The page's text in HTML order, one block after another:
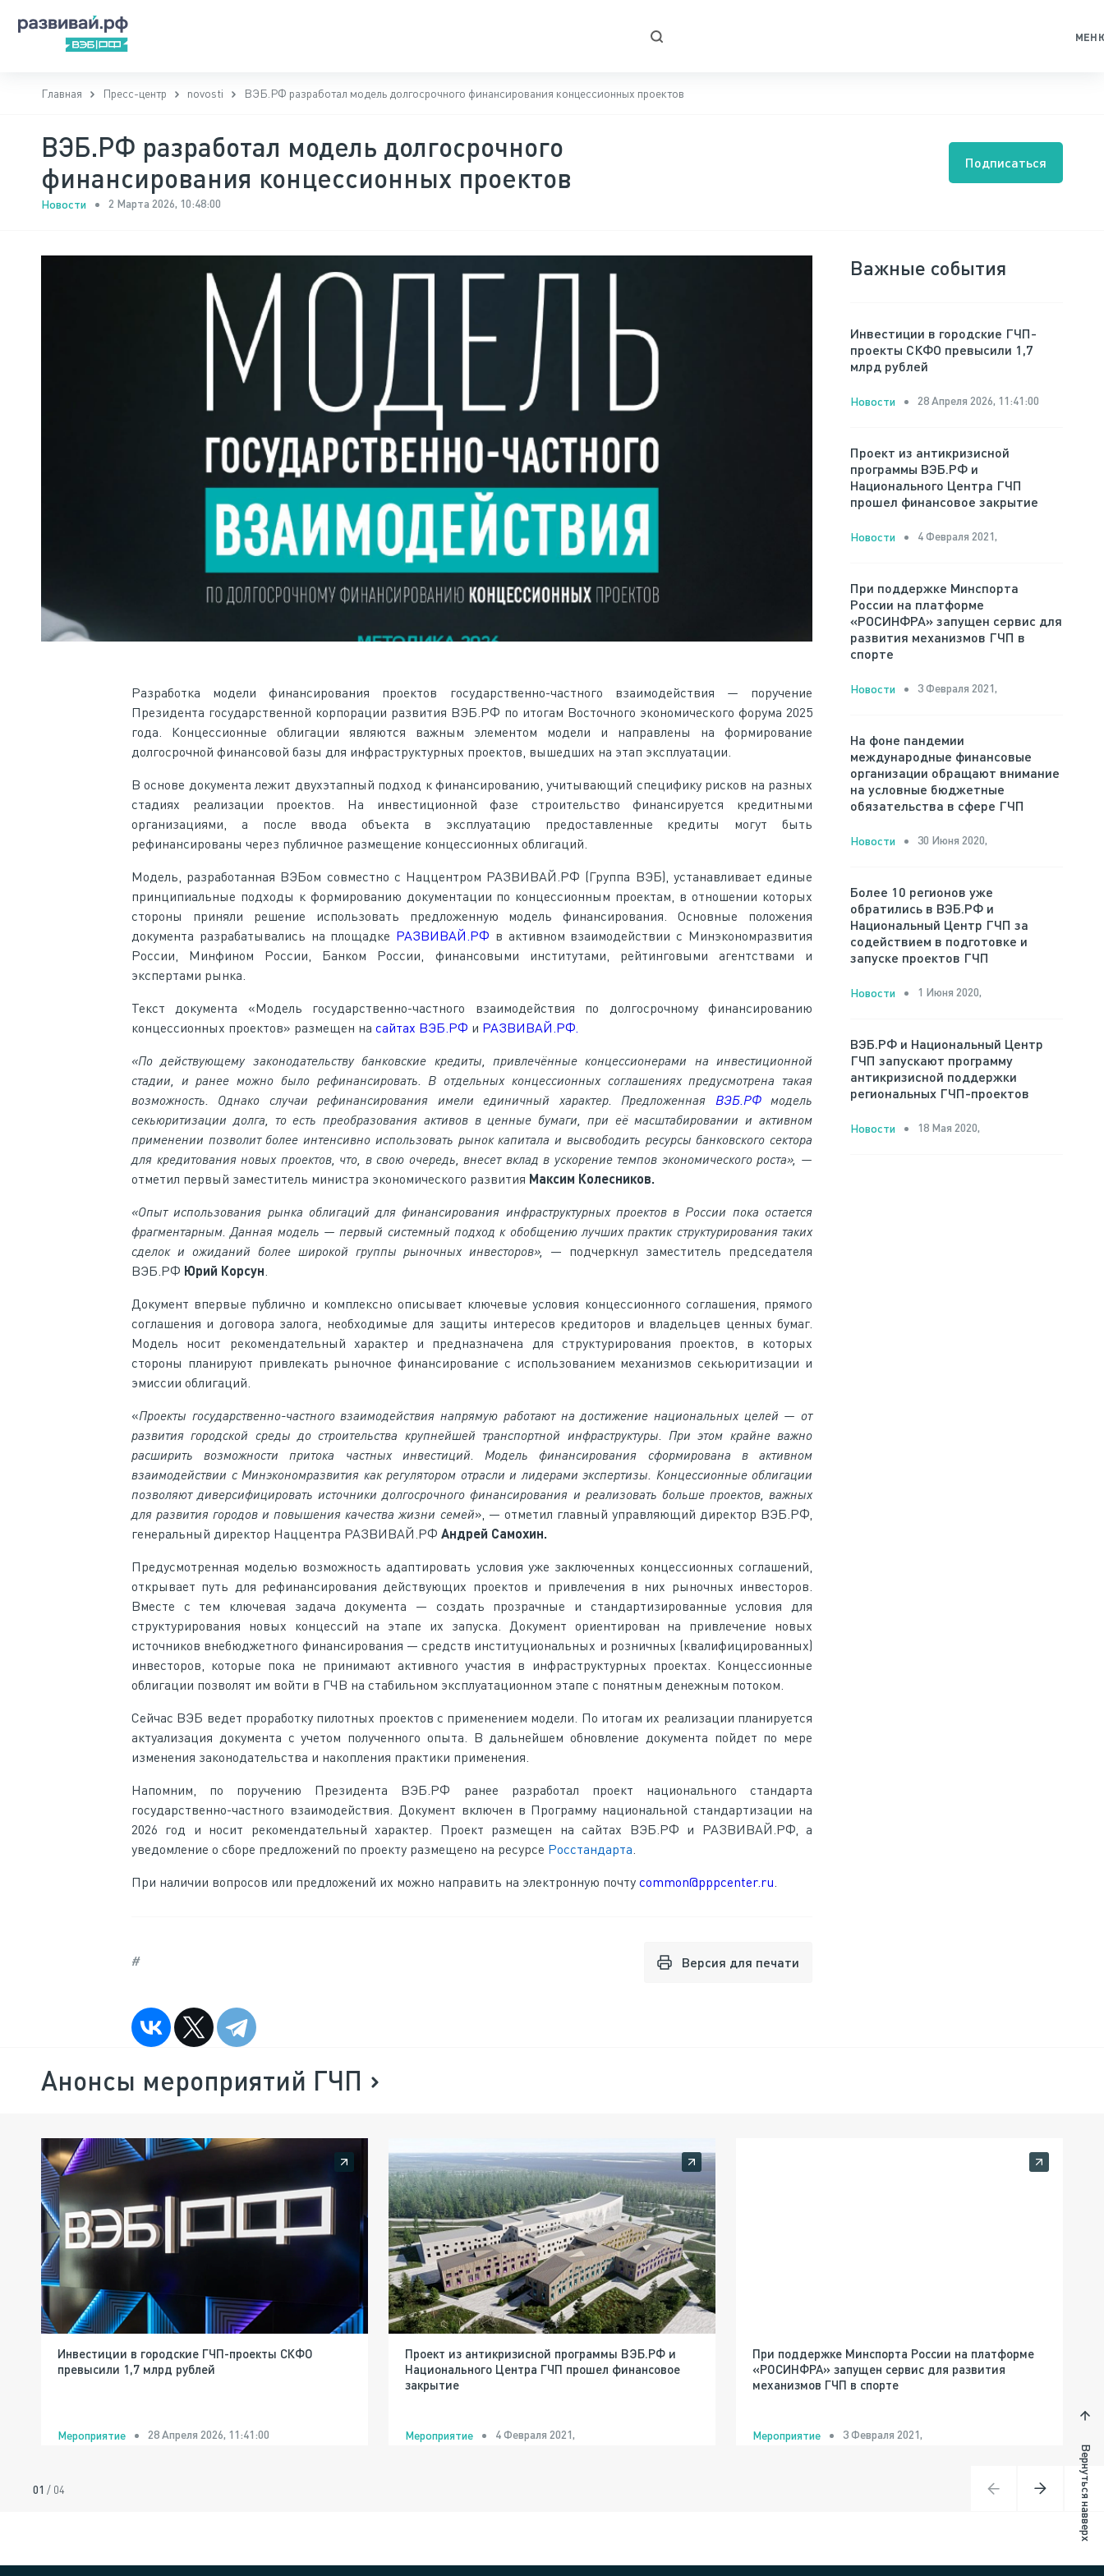
Главная Пресс-центр novosti ВЭБ.РФ разработал модель долгосрочного финансирования концессионных проектов
ВЭБ.РФ разработал модель долгосрочного
финансирования концессионных проектов
Подписаться
Новости 2 Марта 2026, 10:48:00
Разработка модели финансирования проектов государственно-частного взаимодействия — поручение
Президента государственной корпорации развития ВЭБ.РФ по итогам Восточного экономического форума 2025
года. Концессионные облигации являются важным элементом модели и направлены на формирование
долгосрочной финансовой базы для инфраструктурных проектов, вышедших на этап эксплуатации.
В основе документа лежит двухэтапный подход к финансированию, учитывающий специфику рисков на разных
стадиях реализации проектов. На инвестиционной фазе строительство финансируется кредитными
организациями, а после ввода объекта в эксплуатацию предоставленные кредиты могут быть
рефинансированы через публичное размещение концессионных облигаций.
Модель, разработанная ВЭБом совместно с Наццентром РАЗВИВАЙ.РФ (Группа ВЭБ), устанавливает единые
принципиальные подходы к формированию документации по концессионным проектам, в отношении которых
стороны приняли решение использовать предложенную модель финансирования. Основные положения
документа разрабатывались на площадке РАЗВИВАЙ.РФ в активном взаимодействии с Минэкономразвития
России, Минфином России, Банком России, финансовыми институтами, рейтинговыми агентствами и
экспертами рынка.
Текст документа «Модель государственно-частного взаимодействия по долгосрочному финансированию
концессионных проектов» размещен на сайтах ВЭБ.РФ и РАЗВИВАЙ.РФ.
«По действующему законодательству банковские кредиты, привлечённые концессионерами на инвестиционной
стадии, и ранее можно было рефинансировать.
В отдельных концессионных соглашениях предусмотрена такая
возможность. Однако случаи рефинансирования имели единичный характер. Предложенная ВЭБ.РФмодель
секьюритизации долга , то есть преобразования активов в ценные бумаги, при её масштабировании и активном
применении позволит более интенсивно использовать рынок капитала и высвободить ресурсы банковского сектора
для кредитования новых проектов, что, в свою очередь, внесет вклад в ускорение темпов экономического роста», —
отметил первый заместитель министра экономического развития Максим Колесников.
«Опыт использования рынка облигаций для финансирования инфраструктурных проектов в России пока остается
фрагментарным. Данная модель — первый системный подход к обобщению лучших практик структурирования таких
сделок и ожиданий более широкой группы рыночных инвесторов»,
— подчеркнул заместитель председателя
ВЭБ.РФ Юрий Корсун
Документ впервые публично и комплексно описывает ключевые условия концессионного соглашения, прямого
соглашения и договора залога, необходимые для защиты интересов кредиторов и владельцев ценных бумаг.
Модель носит рекомендательный характер и предназначена для структурирования проектов, в которых
стороны планируют привлекать рыночное финансирование с использованием механизмов секьюритизации и
эмиссии облигаций.
«Проекты государственно-частного взаимодействия напрямую работают на достижение национальных целей — от
развития городской среды до строительства крупнейшей транспортной инфраструктуры. При этом крайне важно
расширить возможности притока частных инвестиций. Модель финансирования сформирована в активном
взаимодействии с Минэкономразвития как регулятором отрасли и лидерами экспертизы. Концессионные облигации
позволяют диверсифицировать источники долгосрочного финансирования и реализовать больше проектов, важных
для развития городов и повышения качества жизни семей», — отметил главный управляющий директор ВЭБ.РФ,
генеральный директор Наццентра РАЗВИВАЙ.РФ Андрей Самохин.
Предусмотренная моделью возможность адаптировать условия уже заключенных концессионных соглашений,
открывает путь для рефинансирования действующих проектов и привлечения в них рыночных инвесторов.
Вместе с тем ключевая задача документа — создать прозрачные и стандартизированные условия для
структурирования новых концессий на этапе их запуска. Документ ориентирован на привлечение новых
источников внебюджетного финансирования — средств институциональных и розничных (квалифицированных)
инвесторов, которые пока не принимают активного участия в инфраструктурных проектах. Концессионные
облигации позволят им войти в ГЧВ на стабильном эксплуатационном этапе с понятным денежным потоком.
Сейчас ВЭБ ведет проработку пилотных проектов с применением модели. По итогам их реализации планируется
актуализация документа с учетом полученного опыта. В дальнейшем обновление документа пойдет по мере
изменения законодательства и накопления практики применения.
Напомним, по поручению Президента ВЭБ.РФ ранее разработал проект национального стандарта
государственно-частного взаимодействия. Документ включен в Программу национальной стандартизации на
2026 год и носит рекомендательный характер. Проект размещен на сайтах ВЭБ.РФ и РАЗВИВАЙ.РФ, а
уведомление о сборе предложений по проекту размещено на ресурсе Росстандарта
При наличии вопросов или предложений их можно направить на электронную почту common@pppcenter.ru
# Версия для печати
Важные события
Инвестиции в городские ГЧП-
проекты СКФО превысили 1,7
млрд рублей
Новости 28 Апреля 2026, 11:41:00
Проект из антикризисной
программы ВЭБ.РФ и
Национального Центра ГЧП
прошел финансовое закрытие
Новости 4 Февраля 2021,
При поддержке Минспорта
России на платформе
«РОСИНФРА» запущен сервис для
развития механизмов ГЧП в
спорте
Новости 3 Февраля 2021,
На фоне пандемии
международные финансовые
организации обращают внимание
на условные бюджетные
обязательства в сфере ГЧП
Новости 30 Июня 2020,
Более 10 регионов уже
обратились в ВЭБ.РФ и
Национальный Центр ГЧП за
содействием в подготовке и
запуске проектов ГЧП
Новости 1 Июня 2020,
ВЭБ.РФ и Национальный Центр
ГЧП запускают программу
антикризисной поддержки
региональных ГЧП-проектов
Новости 18 Мая 2020,
Анонсы мероприятий ГЧП
Инвестиции в городские ГЧП-проекты СКФО
превысили 1,7 млрд рублей
Мероприятие 28 Апреля 2026, 11:41:00
Проект из антикризисной программы ВЭБ.РФ и
Национального Центра ГЧП прошел финансовое
закрытие
Мероприятие 4 Февраля 2021,
При поддержке Минспорта России на платформе
«РОСИНФРА» запущен сервис для развития
механизмов ГЧП в спорте
Мероприятие 3 Февраля 2021,
01 / 04 Вернуться навверх